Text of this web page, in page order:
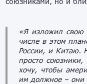
«Я изложил свою
числе в этом
России, и Китаю.
просто
хочу, чтобы
им должное – они